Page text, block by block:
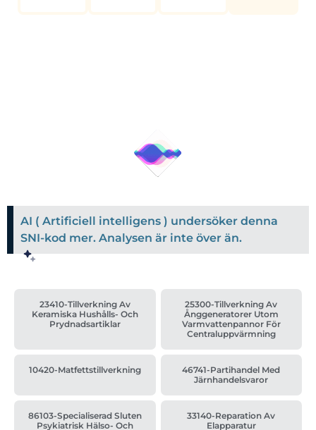
AI ( Artificiell intelligens ) undersöker denna
SNI-kod mer. Analysen är inte över än.
23410-Tillverkning Av
Keramiska Hushålls- Och
Prydnadsartiklar
25300-Tillverkning Av
Ånggeneratorer Utom
Varmvattenpannor För
Centraluppvärmning
10420-Matfettstillverkning
46741-Partihandel Med
Järnhandelsvaror
86103-Specialiserad Sluten
Psykiatrisk Hälso- Och
33140-Reparation Av
Elapparatur